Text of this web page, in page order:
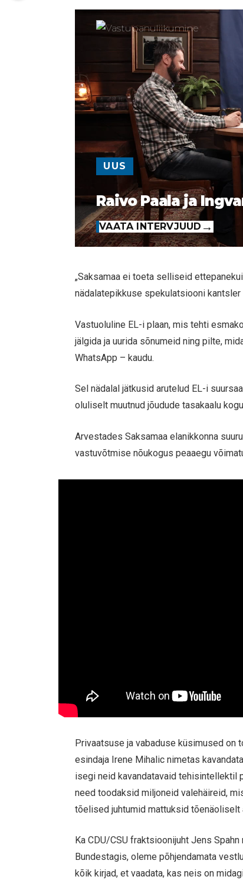
UUS
Raivo Paala ja
VAATA INTERVJUUD
„Saksamaa ei toeta selliseid
nädalatepikkuse spekulatsiooni
Vastuoluline EL-i plaan, mis tehti
jälgida ja uurida sõnumeid ning pilte,
WhatsApp – kaudu.
Sel nädalal jätkusid arutelud EL-i
oluliselt muutnud jõudude tasakaalu
Arvestades Saksamaa elanikkonna
vastuvõtmise nõukogus peaaegu
Privaatsuse ja vabaduse küsimused on
esindaja Irene Mihalic nimetas
isegi neid kavandatavaid tehisintellektil
need toodaksid miljoneid valehäireid,
tõelised juhtumid mattuksid tõenäoliselt
Ka CDU/CSU fraktsioonijuht Jens
Bundestagis, oleme põhjendamata
kõik kirjad, et vaadata, kas neis on